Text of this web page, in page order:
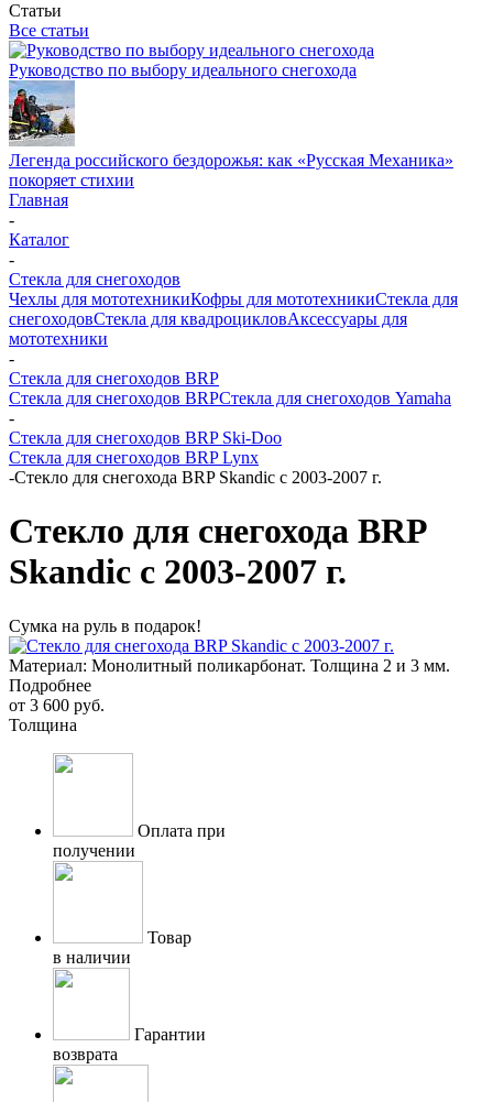
Статьи
Все статьи
Руководство по выбору идеального снегохода
Легенда российского бездорожья: как «Русская Механика»
покоряет стихии
Главная
-
Каталог
-
Стекла для снегоходов
Чехлы для мототехникиКофры для мототехникиСтекла для
снегоходовСтекла для квадроцикловАксессуары для
мототехники
-
Стекла для снегоходов BRP
Стекла для снегоходов BRPСтекла для снегоходов Yamaha
-
Стекла для снегоходов BRP Ski-Doo
Стекла для снегоходов BRP Lynx
-Стекло для снегохода BRP Skandic с 2003-2007 г.
Стекло для снегохода BRP
Skandic с 2003-2007 г.
Сумка на руль в подарок!
Материал: Монолитный поликарбонат. Толщина 2 и 3 мм.
Подробнее
от 3 600 руб.
Толщина
Оплата при
получении
Товар
в наличии
Гарантии
возврата